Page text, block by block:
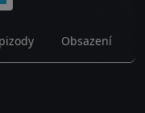
Obsazení